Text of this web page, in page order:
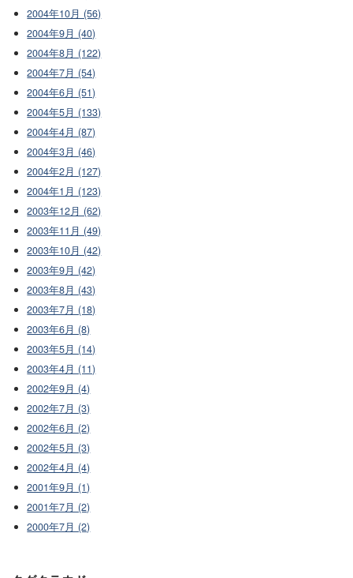
2004年10月 (56)
2004年9月 (40)
2004年8月 (122)
2004年7月 (54)
2004年6月 (51)
2004年5月 (133)
2004年4月 (87)
2004年3月 (46)
2004年2月 (127)
2004年1月 (123)
2003年12月 (62)
2003年11月 (49)
2003年10月 (42)
2003年9月 (42)
2003年8月 (43)
2003年7月 (18)
2003年6月 (8)
2003年5月 (14)
2003年4月 (11)
2002年9月 (4)
2002年7月 (3)
2002年6月 (2)
2002年5月 (3)
2002年4月 (4)
2001年9月 (1)
2001年7月 (2)
2000年7月 (2)